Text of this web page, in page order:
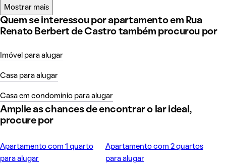
Mostrar mais
Quem se interessou por apartamento em Rua
Renato Berbert de Castro também procurou por
Imóvel para alugar
Casa para alugar
Casa em condomínio para alugar
Amplie as chances de encontrar o lar ideal,
procure por
Apartamento com 1 quarto
para alugar
Apartamento com 2 quartos
para alugar